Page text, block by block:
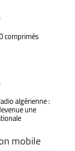
comprimés
algérienne :
une
mobile